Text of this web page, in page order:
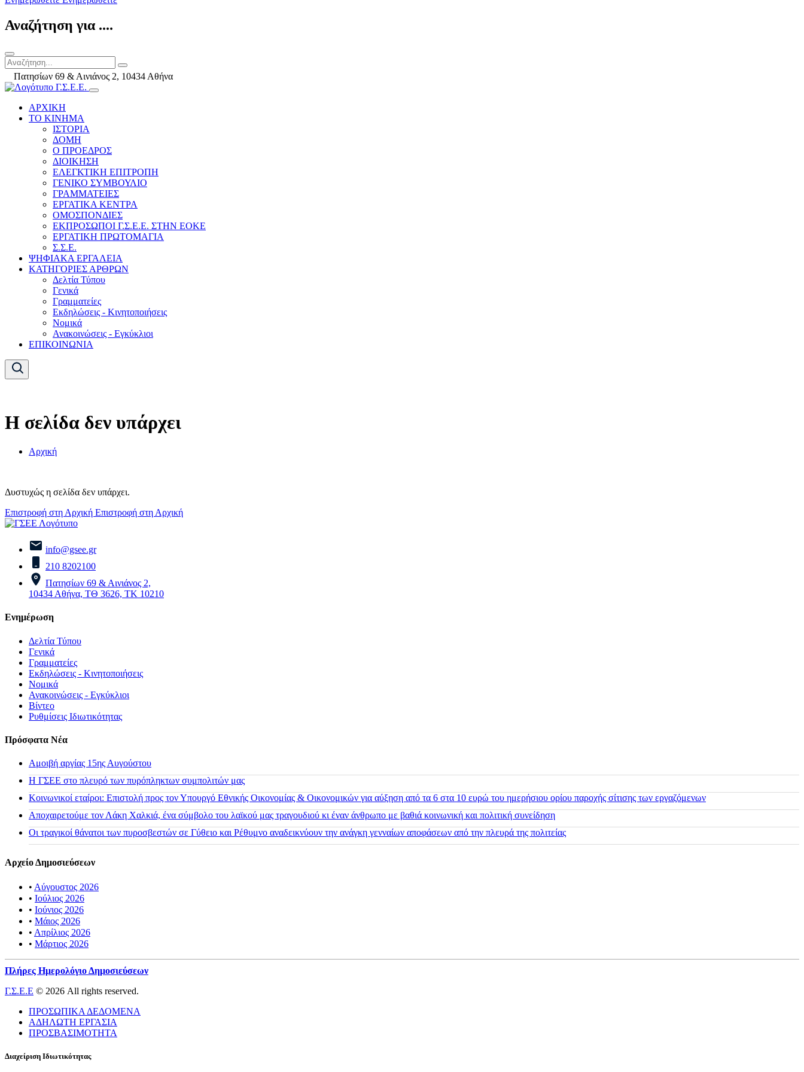
Αναζήτηση για ....
Πατησίων 69 & Αινιάνος 2, 10434 Αθήνα
ΑΡΧΙΚΗ
ΤΟ ΚΙΝΗΜΑ
ΙΣΤΟΡΙΑ
ΔΟΜΗ
Ο ΠΡΟΕΔΡΟΣ
ΔΙΟΙΚΗΣΗ
ΕΛΕΓΚΤΙΚΗ ΕΠΙΤΡΟΠΗ
ΓΕΝΙΚΟ ΣΥΜΒΟΥΛΙΟ
ΓΡΑΜΜΑΤΕΙΕΣ
ΕΡΓΑΤΙΚΑ ΚΕΝΤΡΑ
ΟΜΟΣΠΟΝΔΙΕΣ
ΕΚΠΡΟΣΩΠΟΙ Γ.Σ.Ε.Ε. ΣΤΗΝ ΕΟΚΕ
ΕΡΓΑΤΙΚΗ ΠΡΩΤΟΜΑΓΙΑ
Σ.Σ.Ε.
ΨΗΦΙΑΚΑ ΕΡΓΑΛΕΙΑ
ΚΑΤΗΓΟΡΙΕΣ ΑΡΘΡΩΝ
Δελτία Τύπου
Γενικά
Γραμματείες
Εκδηλώσεις - Κινητοποιήσεις
Νομικά
Ανακοινώσεις - Εγκύκλιοι
ΕΠΙΚΟΙΝΩΝΙΑ
Η σελίδα δεν υπάρχει
Αρχική
Δυστυχώς η σελίδα δεν υπάρχει.
Επιστροφή στη Αρχική Επιστροφή στη Αρχική
info@gsee.gr
210 8202100
Πατησίων 69 & Αινιάνος 2,
10434 Αθήνα, ΤΘ 3626, ΤΚ 10210
Ενημέρωση
Δελτία Τύπου
Γενικά
Γραμματείες
Εκδηλώσεις - Κινητοποιήσεις
Νομικά
Ανακοινώσεις - Εγκύκλιοι
Βίντεο
Ρυθμίσεις Ιδιωτικότητας
Πρόσφατα Νέα
Αμοιβή αργίας 15ης Αυγούστου
H ΓΣΕΕ στο πλευρό των πυρόπληκτων συμπολιτών μας
Κοινωνικοί εταίροι: Επιστολή προς τον Υπουργό Εθνικής Οικονομίας & Οικονομικών για αύξηση από τα 6 στα 10 ευρώ του ημερήσιου ορίου παροχής σίτισης των εργαζόμενων
Αποχαιρετούμε τον Λάκη Χαλκιά, ένα σύμβολο του λαϊκού μας τραγουδιού κι έναν άνθρωπο με βαθιά κοινωνική και πολιτική συνείδηση
Οι τραγικοί θάνατοι των πυροσβεστών σε Γύθειο και Ρέθυμνο αναδεικνύουν την ανάγκη γενναίων αποφάσεων από την πλευρά της πολιτείας
Αρχείο Δημοσιεύσεων
• Αύγουστος 2026
• Ιούλιος 2026
• Ιούνιος 2026
• Μάιος 2026
• Απρίλιος 2026
• Μάρτιος 2026
Πλήρες Ημερολόγιο Δημοσιεύσεων
Γ.Σ.Ε.Ε © 2026 All rights reserved.
ΠΡΟΣΩΠΙΚΑ ΔΕΔΟΜΕΝΑ
ΑΔΗΛΩΤΗ ΕΡΓΑΣΙΑ
ΠΡΟΣΒΑΣΙΜΟΤΗΤΑ
Διαχείριση Ιδιωτικότητας